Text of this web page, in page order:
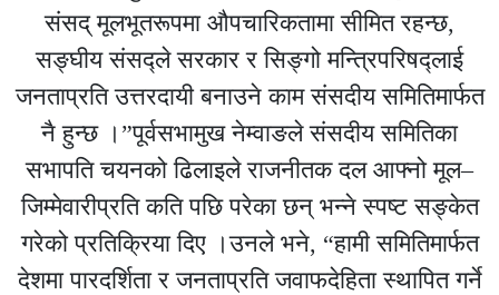
संसद् मूलभूतरूपमा औपचारिकतामा सीमित रहन्छ,
सङ्घीय संसद्ले सरकार र सिङ्गो मन्त्रिपरिषद्लाई
जनताप्रति उत्तरदायी बनाउने काम संसदीय समितिमार्फत
नै हुन्छ ।”पूर्वसभामुख नेम्वाङले संसदीय समितिका
सभापति चयनको ढिलाइले राजनीतक दल आफ्नो मूल–
जिम्मेवारीप्रति कति पछि परेका छन् भन्ने स्पष्ट सङ्केत
गरेको प्रतिक्रिया दिए ।उनले भने, “हामी समितिमार्फत
देशमा पारदर्शिता र जनताप्रति जवाफदेहिता स्थापित गर्ने